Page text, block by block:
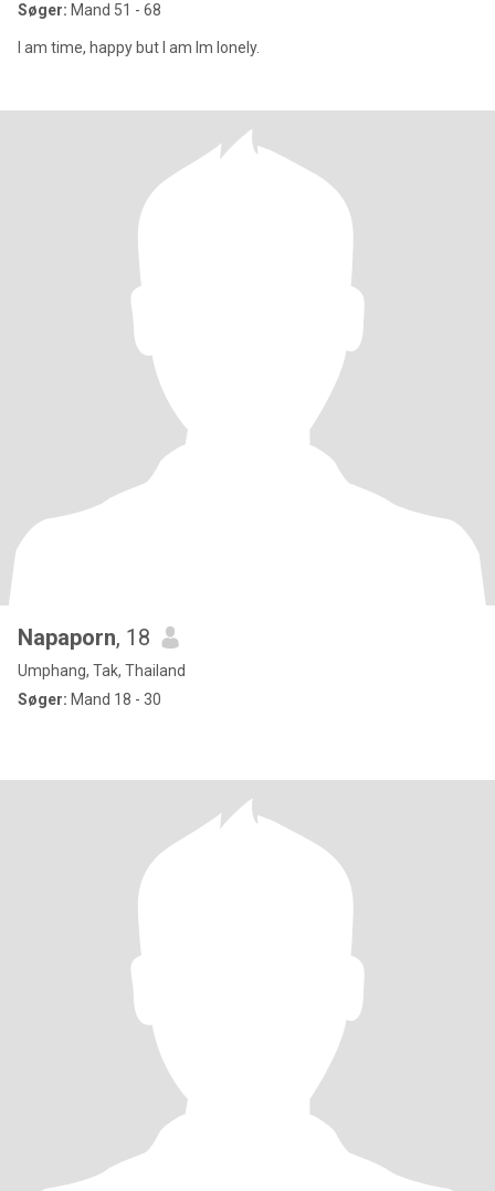
Søger: Mand 51 - 68
I am time, happy but I am lm lonely.
Napaporn, 18
Umphang, Tak, Thailand
Søger: Mand 18 - 30